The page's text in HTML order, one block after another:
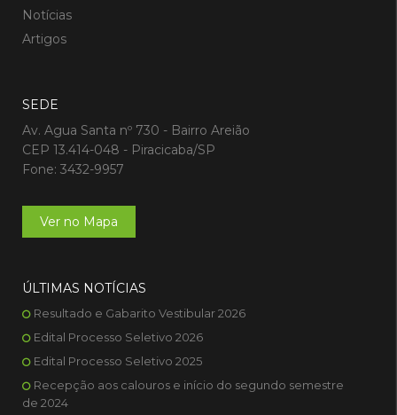
Notícias
Artigos
SEDE
Av. Agua Santa nº 730 - Bairro Areião
CEP 13.414-048 - Piracicaba/SP
Fone: 3432-9957
Ver no Mapa
ÚLTIMAS NOTÍCIAS
Resultado e Gabarito Vestibular 2026
Edital Processo Seletivo 2026
Edital Processo Seletivo 2025
Recepção aos calouros e início do segundo semestre
de 2024